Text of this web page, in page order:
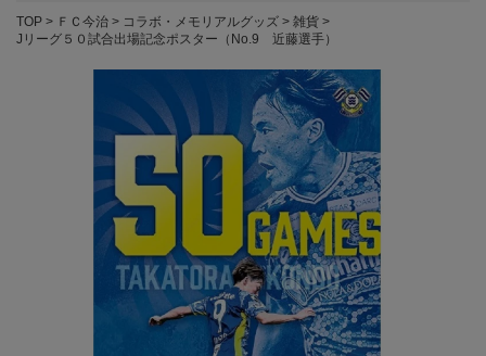
TOP ＦＣ今治 コラボ・メモリアルグッズ
雑貨
Jリーグ５０試合出場記念ポスター（No.9 近藤選手）